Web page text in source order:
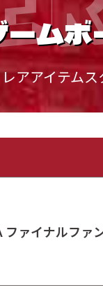
ームボ
レアアイテム
ファイナルファ